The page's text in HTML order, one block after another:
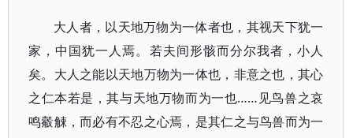
大人者，以天地万物为一体者也，其视天下犹一
家，中国犹一人焉。若夫间形骸而分尔我者，小人
矣。大人之能以天地万物为一体也，非意之也，其心
之仁本若是，其与天地万物而为一也……见鸟兽之哀
鸣觳觫，而必有不忍之心焉，是其仁之与鸟兽而为一